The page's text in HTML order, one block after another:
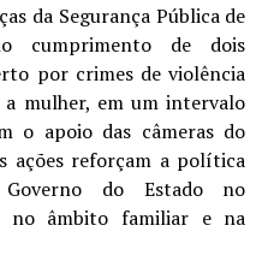
da Segurança Pública de
cumprimento de dois
por crimes de violência
mulher, em um intervalo
o apoio das câmeras do
ações reforçam a política
do Estado no
no âmbito familiar e na